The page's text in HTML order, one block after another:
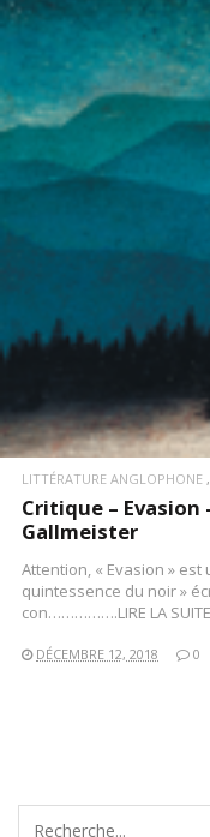
LITTÉRATURE ANGLOPHONE
Critique – Evasion
Gallmeister
Attention, « Evasion »
quintessence du noir »
con…………….LIRE LA SUITE
DÉCEMBRE 12, 2018 0